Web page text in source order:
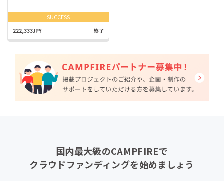
SUCCESS
222,333JPY 終了
国内最大級のCAMPFIREで
クラウドファンディングを始めましょう